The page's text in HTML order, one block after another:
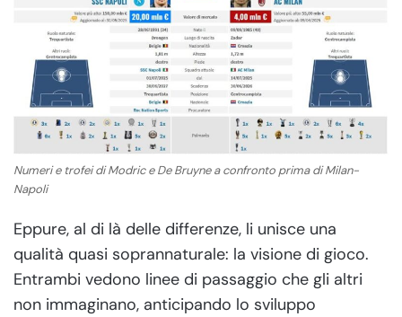
Numeri e trofei di Modric e De Bruyne a confronto prima di Milan-
Napoli
Eppure, al di là delle differenze, li unisce una
qualità quasi soprannaturale: la visione di gioco.
Entrambi vedono linee di passaggio che gli altri
non immaginano, anticipando lo sviluppo